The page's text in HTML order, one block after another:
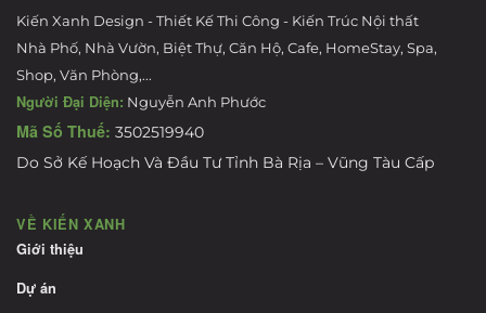
Kiến Xanh Design - Thiết Kế Thi Công - Kiến Trúc Nội thất
Nhà Phố, Nhà Vườn, Biệt Thự, Căn Hộ, Cafe, HomeStay, Spa,
Shop, Văn Phòng,...
Người Đại Diện: Nguyễn Anh Phước
Mã Số Thuế: 3502519940
Do Sở Kế Hoạch Và Đầu Tư Tỉnh Bà Rịa – Vũng Tàu Cấp
VỀ KIẾN XANH
Giới thiệu
Dự án